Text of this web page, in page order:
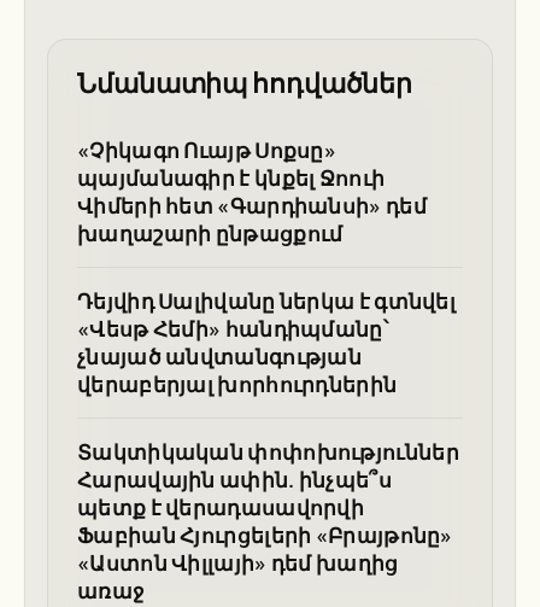
Նմանատիպ հոդվածներ
«Չիկագո Ուայթ Սոքսը»
պայմանագիր է կնքել Ջոուի
Վիմերի հետ «Գարդիանսի» դեմ
խաղաշարի ընթացքում
Դեյվիդ Սալիվանը ներկա է գտնվել
«Վեսթ Հեմի» հանդիպմանը՝
չնայած անվտանգության
վերաբերյալ խորհուրդներին
Տակտիկական փոփոխություններ
Հարավային ափին. ինչպե՞ս
պետք է վերադասավորվի
Ֆաբիան Հյուրցելերի «Բրայթոնը»
«Աստոն Վիլլայի» դեմ խաղից
առաջ